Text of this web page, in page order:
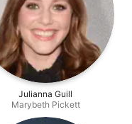
Julianna Guill
Marybeth Pickett